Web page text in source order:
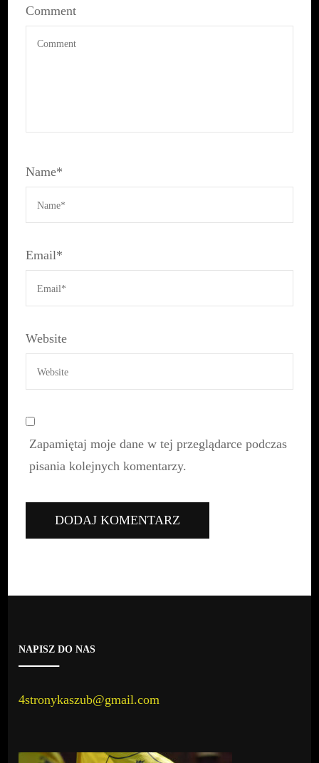
Comment
Name*
Email*
Website
Zapamiętaj moje dane w tej przeglądarce podczas
pisania kolejnych komentarzy.
NAPISZ DO NAS
4stronykaszub@gmail.com